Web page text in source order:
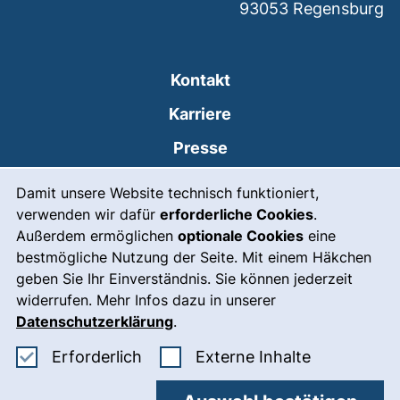
Damit unsere Website technisch funktioniert,
verwenden wir dafür erforderliche Cookies.
Außerdem ermöglichen optionale Cookies eine
bestmögliche Nutzung der Seite. Mit einem Häkchen
geben Sie Ihr Einverständnis. Sie können jederzeit
widerrufen. Mehr Infos dazu in unserer
Datenschutzerklärung.
Erforderlich Erforderliche Cookies akzeptieren
Externe Inhalte: Externe
Kontakt
Karriere
Presse
Leichte Sprache
Gebärdensprache
Notfall(externer Link, öffnet
Impressum
Barrierefreiheit
Datenschutz
93053 Regensburg